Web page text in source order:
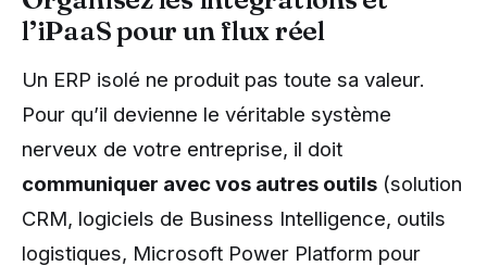
l’iPaaS pour un flux réel
Un ERP isolé ne produit pas toute sa valeur.
Pour qu’il devienne le véritable système
nerveux de votre entreprise, il doit
communiquer avec vos autres outils (solution
CRM, logiciels de Business Intelligence, outils
logistiques, Microsoft Power Platform pour